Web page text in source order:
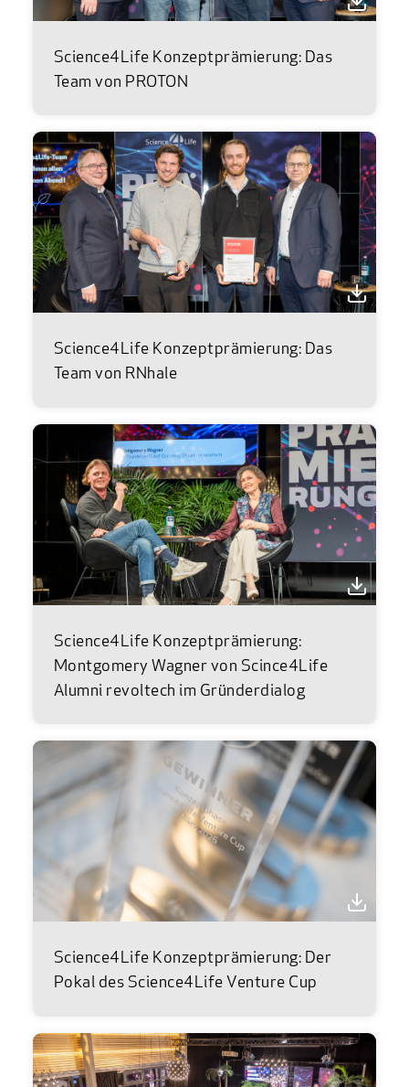
Science4Life Konzeptprämierung: Das
Team von PROTON
Science4Life Konzeptprämierung: Das
Team von RNhale
Science4Life Konzeptprämierung:
Montgomery Wagner von Scince4Life
Alumni revoltech im Gründerdialog
Science4Life Konzeptprämierung: Der
Pokal des Science4Life Venture Cup